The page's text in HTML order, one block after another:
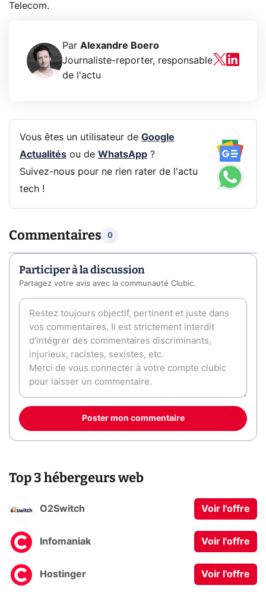
Telecom.
Par Alexandre Boero
Journaliste-reporter, responsable
de l'actu
Vous êtes un utilisateur de Google
Actualitésou de WhatsApp?
Suivez-nous pour ne rien rater de l'actu
tech !
Commentaires 0
Participer à la discussion
Partagez votre avis avec la communauté Clubic.
Poster mon commentaire
Top 3 hébergeurs web
O2Switch Voir l'offre
Infomaniak Voir l'offre
Hostinger Voir l'offre